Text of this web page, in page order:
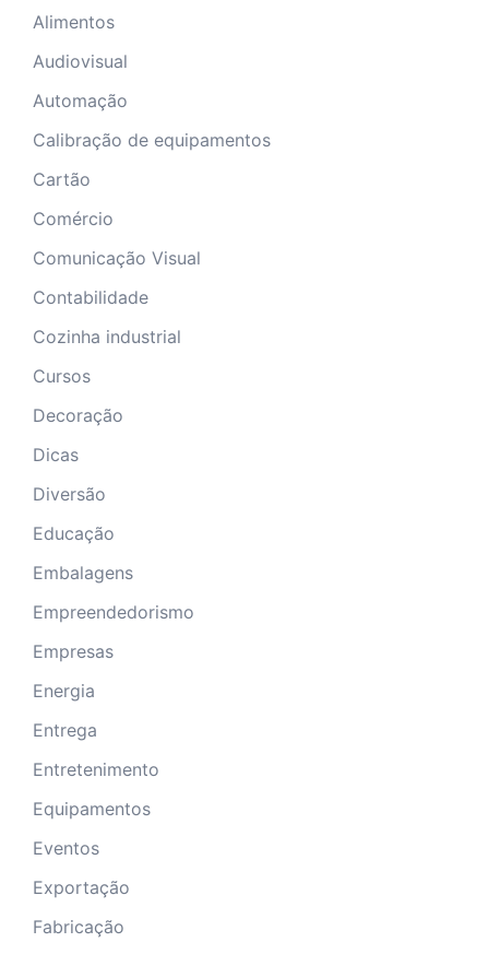
Alimentos
Audiovisual
Automação
Calibração de equipamentos
Cartão
Comércio
Comunicação Visual
Contabilidade
Cozinha industrial
Cursos
Decoração
Dicas
Diversão
Educação
Embalagens
Empreendedorismo
Empresas
Energia
Entrega
Entretenimento
Equipamentos
Eventos
Exportação
Fabricação